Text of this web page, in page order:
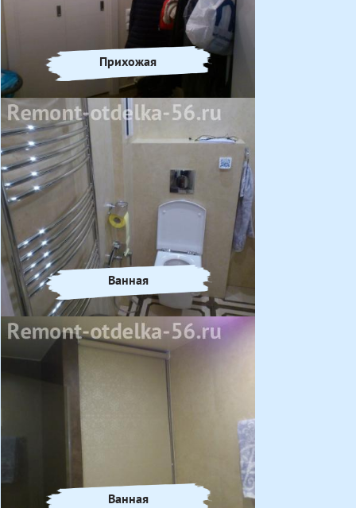
Прихожая
Ванная
Ванная